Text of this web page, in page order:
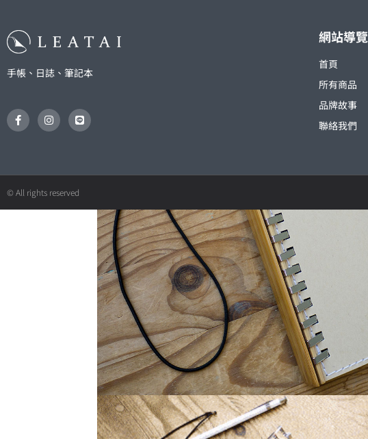
手帳、日誌、筆記本
F
a
c
o
-
I
n
s
r
m
L
i
n
網站導覽
首頁
所有商品
品牌故事
聯絡我們
© All rights reserved